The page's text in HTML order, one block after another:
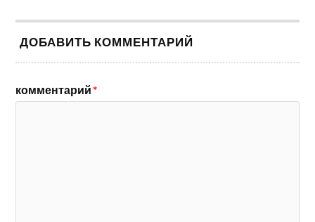
ДОБАВИТЬ КОММЕНТАРИЙ
комментарий*